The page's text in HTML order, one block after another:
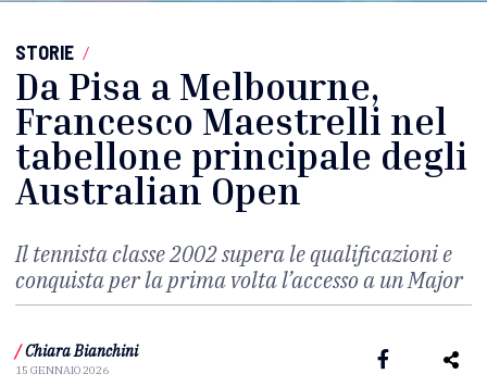
STORIE /
Da Pisa a Melbourne,
Francesco Maestrelli nel
tabellone principale degli
Australian Open
Il tennista classe 2002 supera le qualificazioni e
conquista per la prima volta l’accesso a un Major
/ Chiara Bianchini
15 GENNAIO 2026